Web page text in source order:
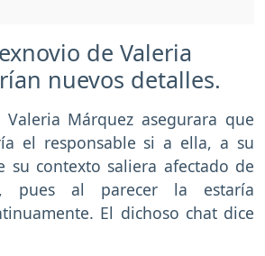
de Valeria
nuevos detalles.
Márquez asegurara que
el responsable si a ella, a su
contexto saliera afectado de
pues al parecer la estaría
El dichoso chat dice